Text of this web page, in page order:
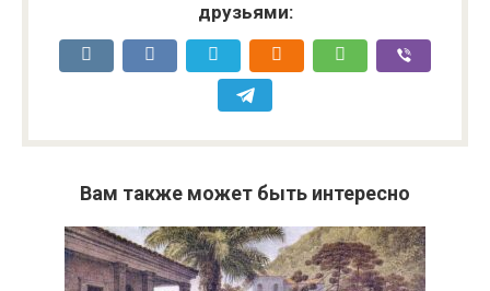
друзьями:
Вам также может быть интересно